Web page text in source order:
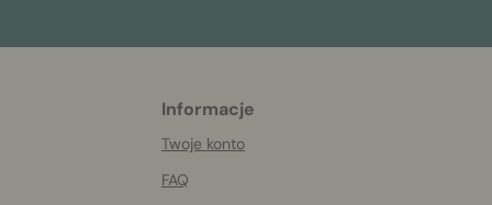
Informacje
Twoje konto
FAQ